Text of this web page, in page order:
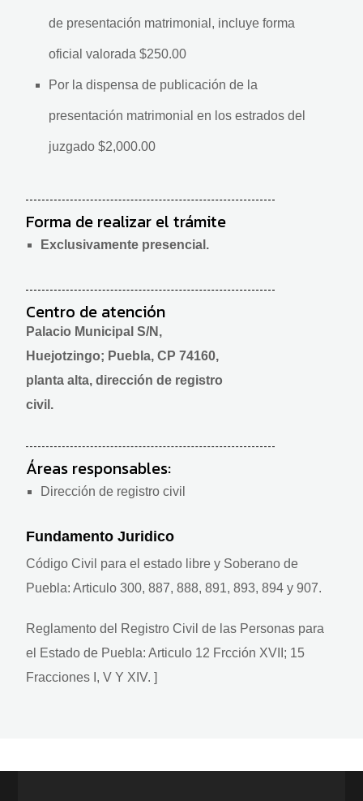
de presentación matrimonial, incluye forma
oficial valorada $250.00
Por la dispensa de publicación de la
presentación matrimonial en los estrados del
juzgado $2,000.00
Forma de realizar el trámite
Exclusivamente presencial.
Centro de atención
Palacio Municipal S/N,
Huejotzingo; Puebla, CP 74160,
planta alta, dirección de registro
civil.
Áreas responsables:
Dirección de registro civil
Fundamento Juridico
Código Civil para el estado libre y Soberano de
Puebla: Articulo 300, 887, 888, 891, 893, 894 y 907.
Reglamento del Registro Civil de las Personas para
el Estado de Puebla: Articulo 12 Frcción XVII; 15
Fracciones I, V Y XIV. ]